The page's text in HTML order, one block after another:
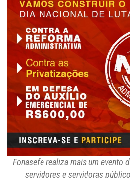
Fonasefe realiza mais um evento
servidores e servidoras